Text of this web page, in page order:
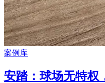
案例库
安踏：球场无特权